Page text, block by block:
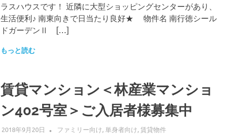
ラスハウスです！ 近隣に大型ショッピングセンターがあり、
生活便利♪ 南東向きで日当たり良好★ 物件名 南行徳シール
ドガーデンⅡ […]
もっと読む
賃貸マンション＜林産業マンショ
ン402号室＞ご入居者様募集中
2018年9月20日 ALLFLOW
ファミリー向け, 単身者向け,賃貸物件